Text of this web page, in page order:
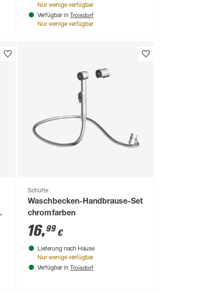
Nur wenige verfügbar
Verfügbar in Troisdorf
Nur wenige verfügbar
Schütte
Waschbecken-Handbrause-Set
chromfarben
16,99 €
Lieferung nach Hause
Nur wenige verfügbar
Verfügbar in Troisdorf